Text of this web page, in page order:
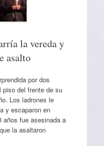
la vereda y
asalto
por dos
piso del frente de su
Los ladrones le
y escaparon en
años fue asesinada a
la asaltaron